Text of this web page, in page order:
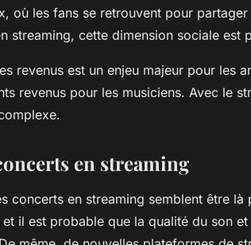
où les fans se retrouvent pour
streaming, cette dimension sociale est
revenus est un enjeu majeur pour les
revenus pour les musiciens. Avec le
en streaming
concerts en streaming semblent être
il est probable que la qualité du son et